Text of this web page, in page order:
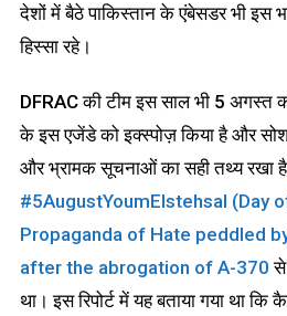
देशों में बैठे पाकिस्तान के एंबेसडर भी इस
हिस्सा रहे।
DFRAC की टीम इस साल भी 5 अगस्त
के इस एजेंडे को इक्स्पोज़ किया है और
और भ्रामक सूचनाओं का सही तथ्य रखा
#5AugustYoumEIstehsal (Day
Propaganda of Hate peddled
after the abrogation of A-370 से
था। इस रिपोर्ट में यह बताया गया था